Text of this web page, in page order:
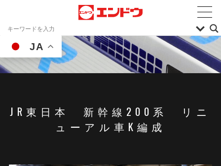
JA
JR東日本 新幹線200系 リニ
ューアル車K編成